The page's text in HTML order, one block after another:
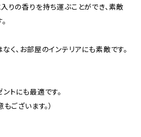
りの香りを持ち運ぶことができ、素敵
く、お部屋のインテリアにも素敵です。
トにも最適です。
ございます。）